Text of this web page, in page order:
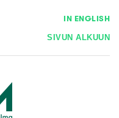
IN ENGLISH
SIVUN ALKUUN